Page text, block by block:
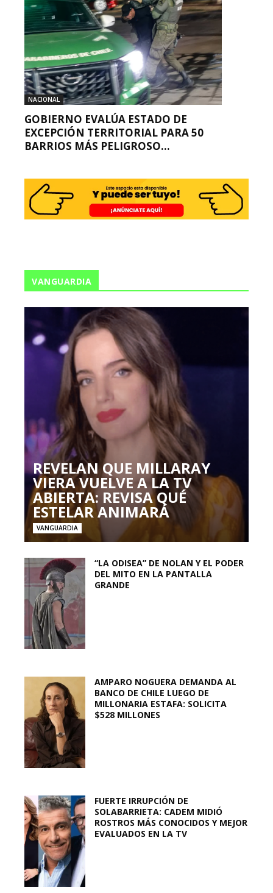
NACIONAL
GOBIERNO EVALÚA ESTADO DE
EXCEPCIÓN TERRITORIAL PARA 50
BARRIOS MÁS PELIGROSO...
VANGUARDIA
REVELAN QUE MILLARAY
VIERA VUELVE A LA TV
ABIERTA: REVISA QUÉ
ESTELAR ANIMARÁ
VANGUARDIA
“LA ODISEA” DE NOLAN Y EL PODER
DEL MITO EN LA PANTALLA
GRANDE
AMPARO NOGUERA DEMANDA AL
BANCO DE CHILE LUEGO DE
MILLONARIA ESTAFA: SOLICITA
$528 MILLONES
FUERTE IRRUPCIÓN DE
SOLABARRIETA: CADEM MIDIÓ
ROSTROS MÁS CONOCIDOS Y MEJOR
EVALUADOS EN LA TV